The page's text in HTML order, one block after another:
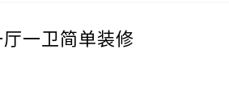
一卫简单装修